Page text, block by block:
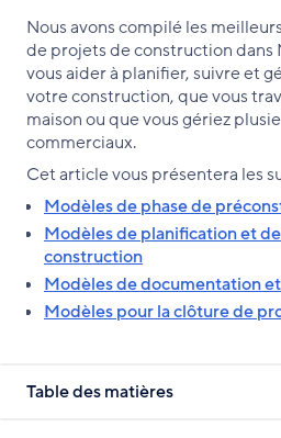
Nous avons compilé les
de projets de construction
vous aider à planifier, suivre et
votre construction, que vous
maison ou que vous gériez
commerciaux.
Cet article vous présentera les
Modèles de phase de
Modèles de planification et
construction
Modèles de documentation
Modèles pour la clôture de
Table des matières